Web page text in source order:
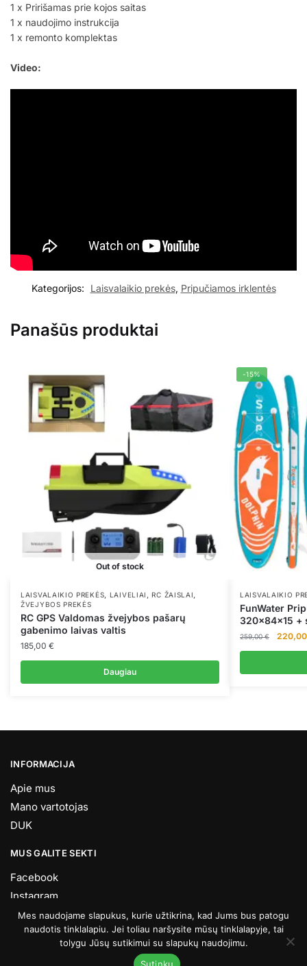
1 x Pririšamas prie kojos saitas
1 x naudojimo instrukcija
1 x remonto komplektas
Video:
Kategorijos: Laisvalaikio prekės, Pripučiamos irklentės
Panašūs produktai
Out of stock
LAISVALAIKIO PREKĖS LAIVELIAI ,RC ŽAISLAI
ŽVEJYBOS PREKĖS
RC GPS Valdomas žvejybos pašarų
gabenimo laivas valtis
185,00 €
Daugiau
-15%
LAISVALAIKIO
FunWater
320x84x15 +
259,00€
Original
259,00
INFORMACIJA
Apie mus
Mano vartotojas
DUK
MUS GALITE SEKTI
Facebook
Instagram
Youtube
Visos teisės saugomos © Bop.LT 2026
Mes naudojame slapukus, kurie užtikrina, kad Jums bus patogu
naudotis tinklalapiu. Jei toliau naršysite mūsų tinklalapyje, tai
tolygu Jūsų sutikimui su slapukų naudojimu.
Sutinku